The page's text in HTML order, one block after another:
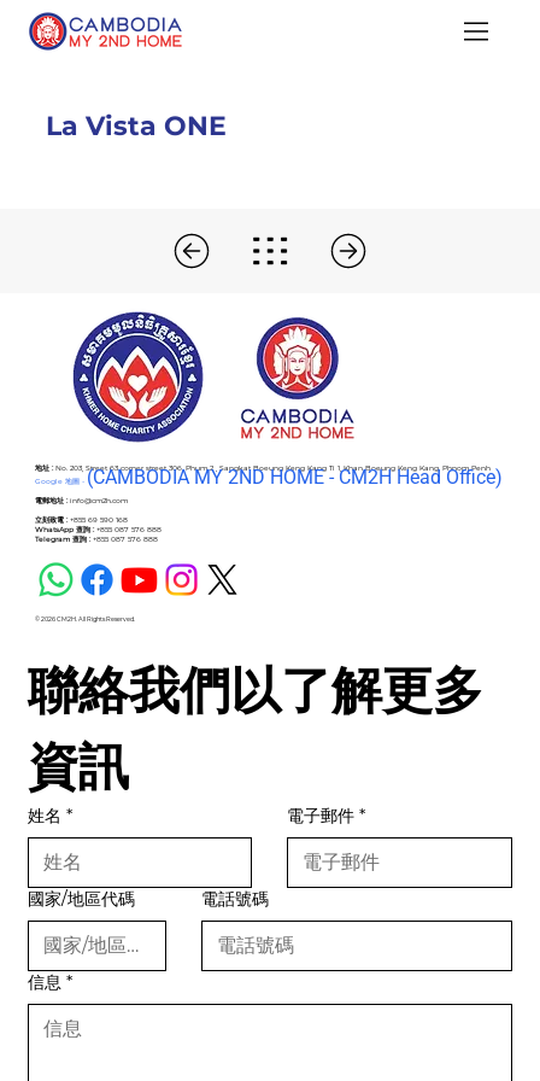
La Vista ONE
地址 :No. 203, Street 63 corner street 306, Phum 2 , Sangkat Boeung Keng Kang Ti 1, Khan Boeung Keng Kang, Phnom Penh
Google 地圖 - (CAMBODIA MY 2ND HOME - CM2H Head Office)
電郵地址 : info@cm2h.com
立刻致電 :+855 69 590 168
WhatsApp 查詢 :+855 087 576 888
Telegram 查詢 :+855 087 576 888
© 2026 CM2H. All Rights Reserved.
聯絡我們以了解更多
資訊
姓名 * 電子郵件 *
國家/地區代碼 電話號碼
信息 *